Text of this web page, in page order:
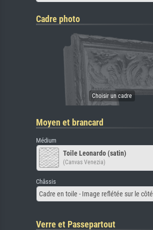
Cadre photo
Moyen et brancard
Médium
Toile Leonardo (satin)
(Canvas Venezia)
Châssis
Cadre en toile - Image reflétée sur le côté
Verre et Passepartout